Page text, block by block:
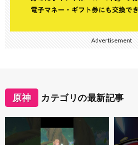
Advertisement
原神 カテゴリの最新記事